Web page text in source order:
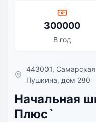
300000
В год
443001,
Пушкина, дом 280
Начальная
Плюс`